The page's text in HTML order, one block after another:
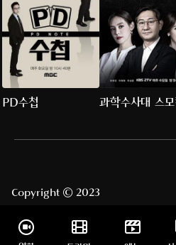
PD수첩 과학수사대 스
Copyright © 2023